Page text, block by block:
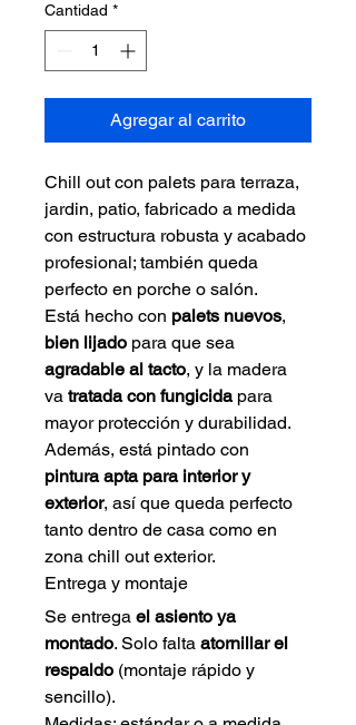
Cantidad *
Agregar al carrito
Chill out con palets para terraza,
jardin, patio, fabricado a medida
con estructura robusta y acabado
profesional; también queda
perfecto en porche o salón.
Está hecho con palets nuevos,
bien lijado para que sea
agradable al tacto, y la madera
va tratada con fungicida para
mayor protección y durabilidad.
Además, está pintado con
pintura apta para interior y
exterior, así que queda perfecto
tanto dentro de casa como en
zona chill out exterior.
Entrega y montaje
Se entrega el asiento ya
montado. Solo falta atornillar el
respaldo (montaje rápido y
sencillo).